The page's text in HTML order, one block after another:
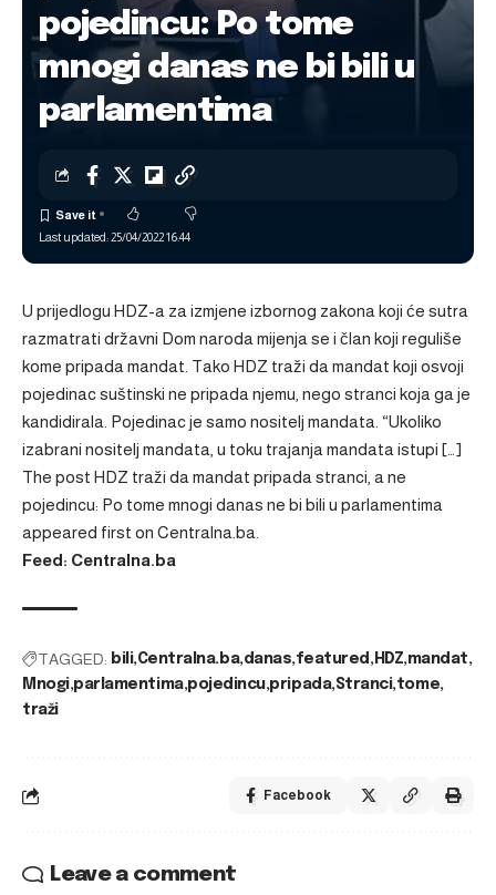
pojedincu: Po tome
mnogi danas ne bi bili u
parlamentima
Last updated: 25/04/2022 16:44
U prijedlogu HDZ-a za izmjene izbornog zakona koji će sutra
razmatrati državni Dom naroda mijenja se i član koji reguliše
kome pripada mandat. Tako HDZ traži da mandat koji osvoji
pojedinac suštinski ne pripada njemu, nego stranci koja ga je
kandidirala. Pojedinac je samo nositelj mandata. “Ukoliko
izabrani nositelj mandata, u toku trajanja mandata istupi […]
The post HDZ traži da mandat pripada stranci, a ne
pojedincu: Po tome mnogi danas ne bi bili u parlamentima
appeared first on Centralna.ba
Feed: Centralna.ba
TAGGED: bili Centralna.ba danas featured HDZ mandat
Mnogi parlamentima pojedincu pripada Stranci tome
traži
Facebook
Leave a comment